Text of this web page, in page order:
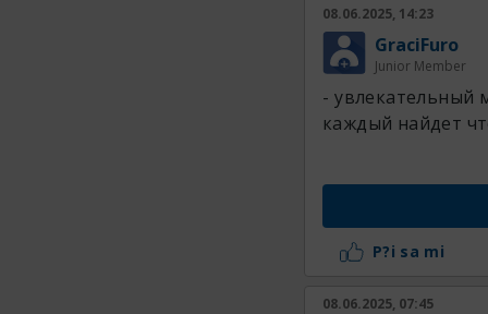
08.06.2025, 14:23
GraciFuro
Junior Member
- увлекательный
каждый найдет
P?i sa mi
08.06.2025, 07:45